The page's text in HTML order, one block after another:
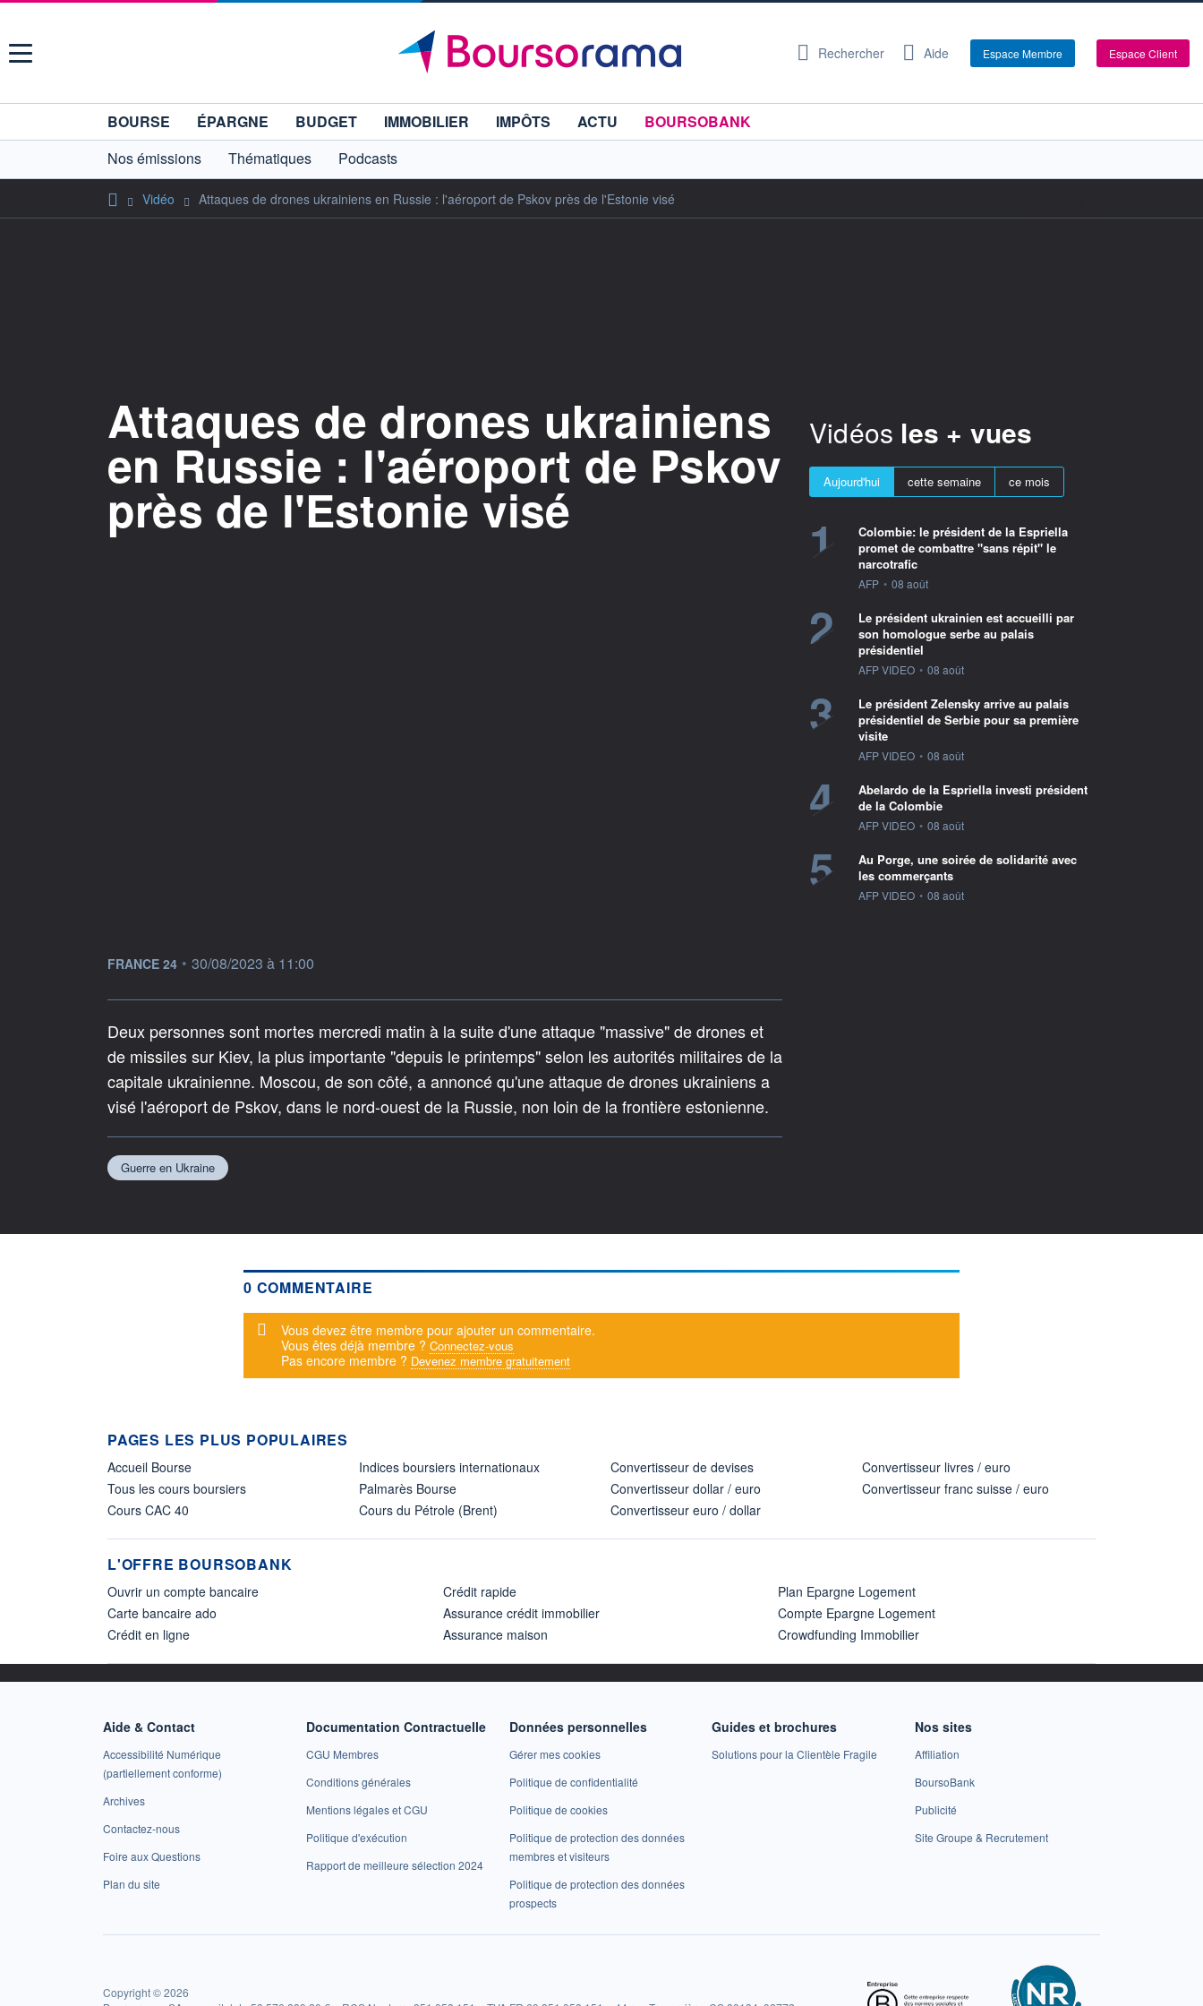
Menu Rechercher Aide Espace Membre Espace Client
BOURSE ÉPARGNE BUDGET IMMOBILIER IMPÔTS ACTU
BOURSOBANK
Nos émissions
Thématiques Podcasts
Vidéo Attaques de drones ukrainiens en Russie : l'aéroport de Pskov près de l'Estonie visé
Attaques de drones ukrainiens
en Russie : l'aéroport de Pskov
près de l'Estonie visé
information fournie par
FRANCE 24 • 30/08/2023 à 11:00
Deux personnes sont mortes mercredi matin à la suite d'une attaque "massive" de drones et
de missiles sur Kiev, la plus importante "depuis le printemps" selon les autorités militaires de la
capitale ukrainienne. Moscou, de son côté, a annoncé qu'une attaque de drones ukrainiens a
visé l'aéroport de Pskov, dans le nord-ouest de la Russie, non loin de la frontière estonienne.
Guerre en Ukraine
Vidéos les + vues
Aujourd'hui cette semaine ce mois
1
Colombie: le président de la Espriella
promet de combattre "sans répit" le
narcotrafic
information fournie par
AFP • 08 août
2
Le président ukrainien est accueilli par
son homologue serbe au palais
présidentiel
information fournie par
AFP VIDEO • 08 août
3
Le président Zelensky arrive au palais
présidentiel de Serbie pour sa première
visite
information fournie par
AFP VIDEO • 08 août
4
Abelardo de la Espriella investi président
de la Colombie
information fournie par
AFP VIDEO • 08 août
5
Au Porge, une soirée de solidarité avec
les commerçants
information fournie par
AFP VIDEO • 08 août
0 COMMENTAIRE
Message d'alerte
Vous devez être membre pour ajouter un commentaire.
Vous êtes déjà membre ? Connectez-vous
Pas encore membre ? Devenez membre gratuitement
PAGES LES PLUS POPULAIRES
Accueil Bourse
Tous les cours boursiers
Cours CAC 40
Indices boursiers internationaux
Palmarès Bourse
Cours du Pétrole (Brent)
Convertisseur de devises
Convertisseur dollar / euro
Convertisseur euro / dollar
Convertisseur livres / euro
Convertisseur franc suisse / euro
L'OFFRE BOURSOBANK
Ouvrir un compte bancaire
Carte bancaire ado
Crédit en ligne
Crédit rapide
Assurance crédit immobilier
Assurance maison
Plan Epargne Logement
Compte Epargne Logement
Crowdfunding Immobilier
Aide & Contact
Accessibilité Numérique
(partiellement conforme)
Archives
Contactez-nous
Foire aux Questions
Plan du site
Documentation Contractuelle
CGU Membres
Conditions générales
Mentions légales et CGU
Politique d'exécution
Rapport de meilleure sélection 2024
Données personnelles
Gérer mes cookies
Politique de confidentialité
Politique de cookies
Politique de protection des données
membres et visiteurs
Politique de protection des données
prospects
Guides et brochures
Solutions pour la Clientèle Fragile
Nos sites
Affiliation
BoursoBank
Publicité
Site Groupe & Recrutement
Copyright © 2026